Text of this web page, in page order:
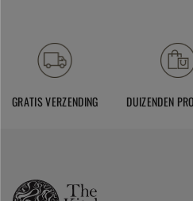
GRATIS VERZENDING DUIZENDEN